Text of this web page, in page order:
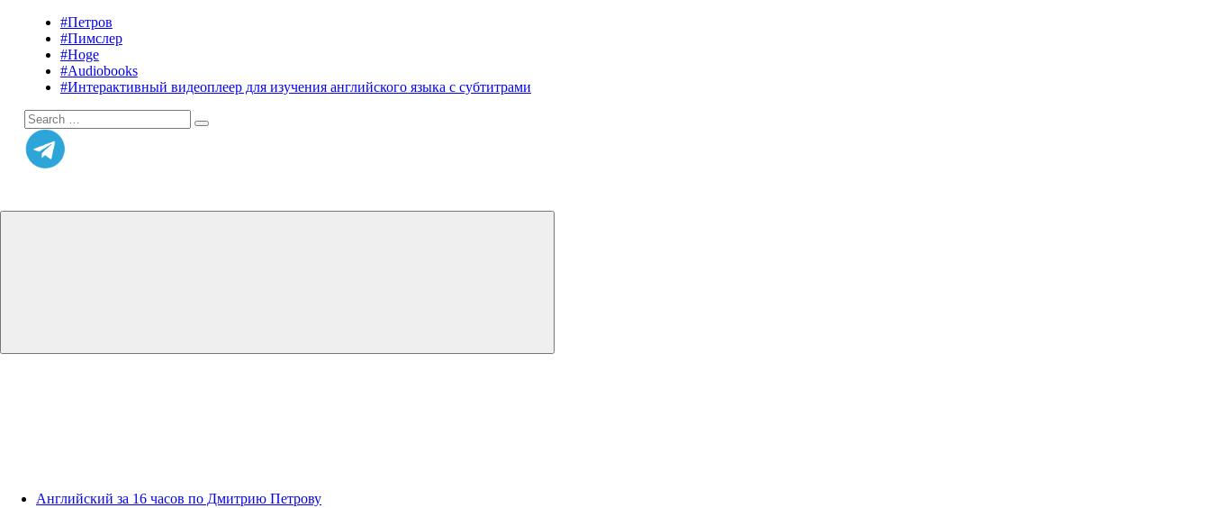
Listening
English
Audiobooks
English,
Hoge,
Petrov
English
#Петров
#Пимслер
#Hoge
#Audiobooks
#Интерактивный видеоплеер для изучения английского языка с субтитрами
Search
for:
Search
Menu
Английский за 16 часов по Дмитрию Петрову